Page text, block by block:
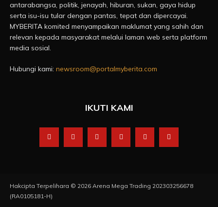
antarabangsa, politik, jenayah, hiburan, sukan, gaya hidup
serta isu-isu tular dengan pantas, tepat dan dipercayai.
MYBERITA komited menyampaikan maklumat yang sahih dan
relevan kepada masyarakat melalui laman web serta platform
media sosial.
Hubungi kami: newsroom@portalmyberita.com
IKUTI KAMI
Hakcipta Terpelihara © 2026 Arena Mega Trading 202303256678
(RA0105181-H)